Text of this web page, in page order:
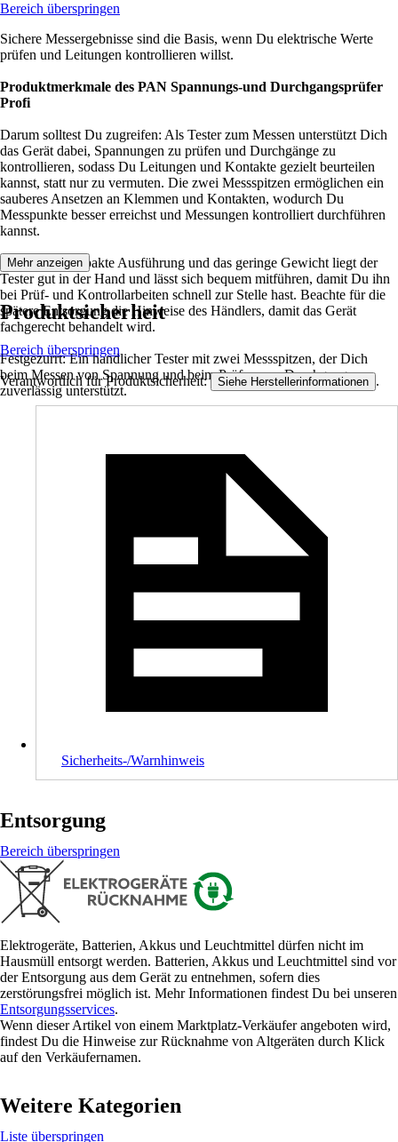
Bereich überspringen
Sichere Messergebnisse sind die Basis, wenn Du elektrische Werte
prüfen und Leitungen kontrollieren willst.
Produktmerkmale des PAN Spannungs-und Durchgangsprüfer
Profi
Darum solltest Du zugreifen: Als Tester zum Messen unterstützt Dich
das Gerät dabei, Spannungen zu prüfen und Durchgänge zu
kontrollieren, sodass Du Leitungen und Kontakte gezielt beurteilen
kannst, statt nur zu vermuten. Die zwei Messspitzen ermöglichen ein
sauberes Ansetzen an Klemmen und Kontakten, wodurch Du
Messpunkte besser erreichst und Messungen kontrolliert durchführen
kannst.
Durch die kompakte Ausführung und das geringe Gewicht liegt der
Tester gut in der Hand und lässt sich bequem mitführen, damit Du ihn
bei Prüf- und Kontrollarbeiten schnell zur Stelle hast. Beachte für die
spätere Entsorgung die Hinweise des Händlers, damit das Gerät
fachgerecht behandelt wird.
Festgezurrt: Ein handlicher Tester mit zwei Messspitzen, der Dich
beim Messen von Spannung und beim Prüfen von Durchgang
zuverlässig unterstützt.
Mehr anzeigen
Produktsicherheit
Bereich überspringen
Verantwortlich für Produktsicherheit: Siehe Herstellerinformationen .
Sicherheits-/Warnhinweis
Entsorgung
Bereich überspringen
Elektrogeräte, Batterien, Akkus und Leuchtmittel dürfen nicht im
Hausmüll entsorgt werden. Batterien, Akkus und Leuchtmittel sind vor
der Entsorgung aus dem Gerät zu entnehmen, sofern dies
zerstörungsfrei möglich ist. Mehr Informationen findest Du bei unseren
Entsorgungsservices.
Wenn dieser Artikel von einem Marktplatz-Verkäufer angeboten wird,
findest Du die Hinweise zur Rücknahme von Altgeräten durch Klick
auf den Verkäufernamen.
Weitere Kategorien
Liste überspringen